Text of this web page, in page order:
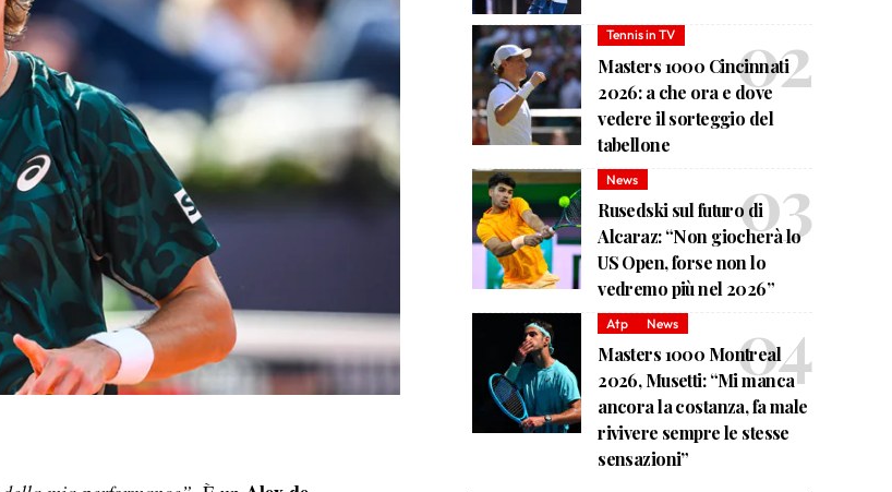
Tennis in TV
Masters 1000 Cincinnati
2026: a che ora e dove
vedere il sorteggio del
tabellone
News
Rusedski sul futuro di
Alcaraz: “Non giocherà lo
US Open, forse non lo
vedremo più nel 2026”
Atp News
Masters 1000 Montreal
2026, Musetti: “Mi manca
ancora la costanza, fa male
rivivere sempre le stesse
sensazioni”